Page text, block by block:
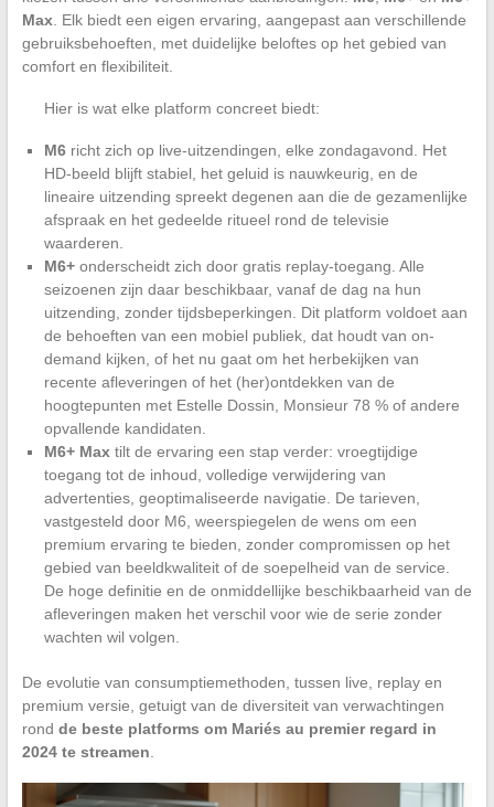
Max. Elk biedt een eigen ervaring, aangepast aan verschillende
gebruiksbehoeften, met duidelijke beloftes op het gebied van
comfort en flexibiliteit.
Hier is wat elke platform concreet biedt:
M6richt zich op live-uitzendingen, elke zondagavond. Het
HD-beeld blijft stabiel, het geluid is nauwkeurig, en de
lineaire uitzending spreekt degenen aan die de gezamenlijke
afspraak en het gedeelde ritueel rond de televisie
waarderen.
M6+onderscheidt zich door gratis replay-toegang. Alle
seizoenen zijn daar beschikbaar, vanaf de dag na hun
uitzending, zonder tijdsbeperkingen. Dit platform voldoet aan
de behoeften van een mobiel publiek, dat houdt van on-
demand kijken, of het nu gaat om het herbekijken van
recente afleveringen of het (her)ontdekken van de
hoogtepunten met Estelle Dossin, Monsieur 78 % of andere
opvallende kandidaten.
M6+ Maxtilt de ervaring een stap verder: vroegtijdige
toegang tot de inhoud, volledige verwijdering van
advertenties, geoptimaliseerde navigatie. De tarieven,
vastgesteld door M6, weerspiegelen de wens om een
premium ervaring te bieden, zonder compromissen op het
gebied van beeldkwaliteit of de soepelheid van de service.
De hoge definitie en de onmiddellijke beschikbaarheid van de
afleveringen maken het verschil voor wie de serie zonder
wachten wil volgen.
De evolutie van consumptiemethoden, tussen live, replay en
premium versie, getuigt van de diversiteit van verwachtingen
rond de beste platforms om Mariés au premier regard in
2024 te streamen